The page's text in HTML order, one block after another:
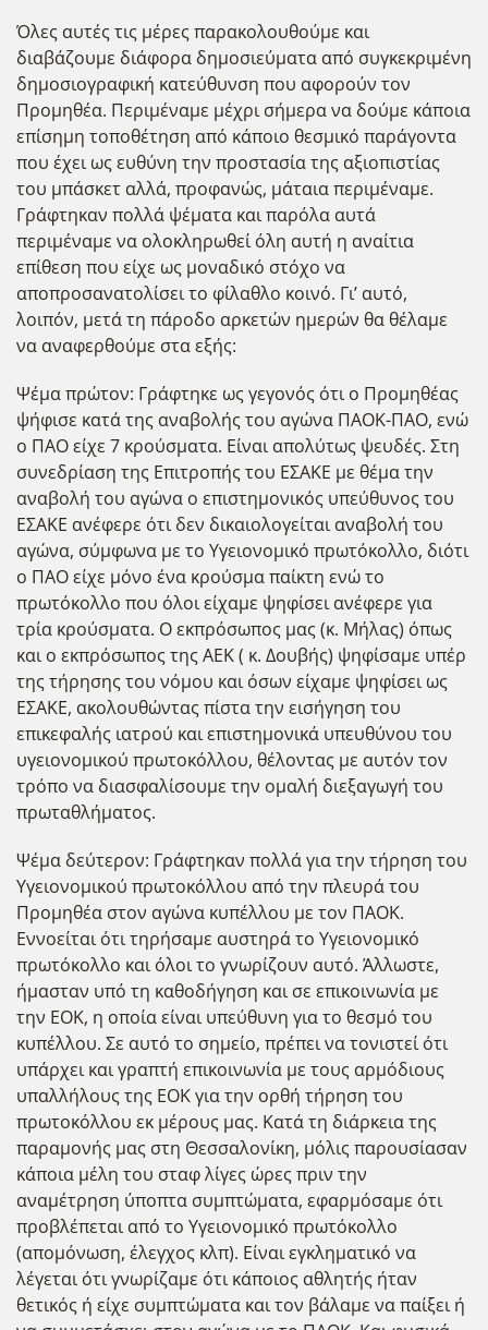
Όλες αυτές τις μέρες παρακολουθούμε και
διαβάζουμε διάφορα δημοσιεύματα από συγκεκριμένη
δημοσιογραφική κατεύθυνση που αφορούν τον
Προμηθέα. Περιμέναμε μέχρι σήμερα να δούμε κάποια
επίσημη τοποθέτηση από κάποιο θεσμικό παράγοντα
που έχει ως ευθύνη την προστασία της αξιοπιστίας
του μπάσκετ αλλά, προφανώς, μάταια περιμέναμε.
Γράφτηκαν πολλά ψέματα και παρόλα αυτά
περιμέναμε να ολοκληρωθεί όλη αυτή η αναίτια
επίθεση που είχε ως μοναδικό στόχο να
αποπροσανατολίσει το φίλαθλο κοινό. Γι’ αυτό,
λοιπόν, μετά τη πάροδο αρκετών ημερών θα θέλαμε
να αναφερθούμε στα εξής:
Ψέμα πρώτον: Γράφτηκε ως γεγονός ότι ο Προμηθέας
ψήφισε κατά της αναβολής του αγώνα ΠΑΟΚ-ΠΑΟ, ενώ
ο ΠΑΟ είχε 7 κρούσματα. Είναι απολύτως ψευδές. Στη
συνεδρίαση της Επιτροπής του ΕΣΑΚΕ με θέμα την
αναβολή του αγώνα ο επιστημονικός υπεύθυνος του
ΕΣΑΚΕ ανέφερε ότι δεν δικαιολογείται αναβολή του
αγώνα, σύμφωνα με το Υγειονομικό πρωτόκολλο, διότι
ο ΠΑΟ είχε μόνο ένα κρούσμα παίκτη ενώ το
πρωτόκολλο που όλοι είχαμε ψηφίσει ανέφερε για
τρία κρούσματα. Ο εκπρόσωπος μας (κ. Μήλας) όπως
και ο εκπρόσωπος της ΑΕΚ ( κ. Δουβής) ψηφίσαμε υπέρ
της τήρησης του νόμου και όσων είχαμε ψηφίσει ως
ΕΣΑΚΕ, ακολουθώντας πίστα την εισήγηση του
επικεφαλής ιατρού και επιστημονικά υπευθύνου του
υγειονομικού πρωτοκόλλου, θέλοντας με αυτόν τον
τρόπο να διασφαλίσουμε την ομαλή διεξαγωγή του
πρωταθλήματος.
Ψέμα δεύτερον: Γράφτηκαν πολλά για την τήρηση του
Υγειονομικού πρωτοκόλλου από την πλευρά του
Προμηθέα στον αγώνα κυπέλλου με τον ΠΑΟΚ.
Εννοείται ότι τηρήσαμε αυστηρά το Υγειονομικό
πρωτόκολλο και όλοι το γνωρίζουν αυτό. Άλλωστε,
ήμασταν υπό τη καθοδήγηση και σε επικοινωνία με
την ΕΟΚ, η οποία είναι υπεύθυνη για το θεσμό του
κυπέλλου. Σε αυτό το σημείο, πρέπει να τονιστεί ότι
υπάρχει και γραπτή επικοινωνία με τους αρμόδιους
υπαλλήλους της ΕΟΚ για την ορθή τήρηση του
πρωτοκόλλου εκ μέρους μας. Κατά τη διάρκεια της
παραμονής μας στη Θεσσαλονίκη, μόλις παρουσίασαν
κάποια μέλη του σταφ λίγες ώρες πριν την
αναμέτρηση ύποπτα συμπτώματα, εφαρμόσαμε ότι
προβλέπεται από το Υγειονομικό πρωτόκολλο
(απομόνωση, έλεγχος κλπ). Είναι εγκληματικό να
λέγεται ότι γνωρίζαμε ότι κάποιος αθλητής ήταν
θετικός ή είχε συμπτώματα και τον βάλαμε να παίξει ή